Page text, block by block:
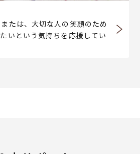
たは、大切な人の笑顔のため
いという気持ちを応援してい